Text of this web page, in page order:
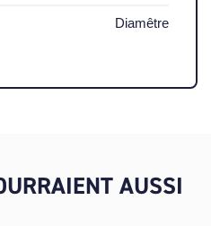
Diamêtre
AUSSI